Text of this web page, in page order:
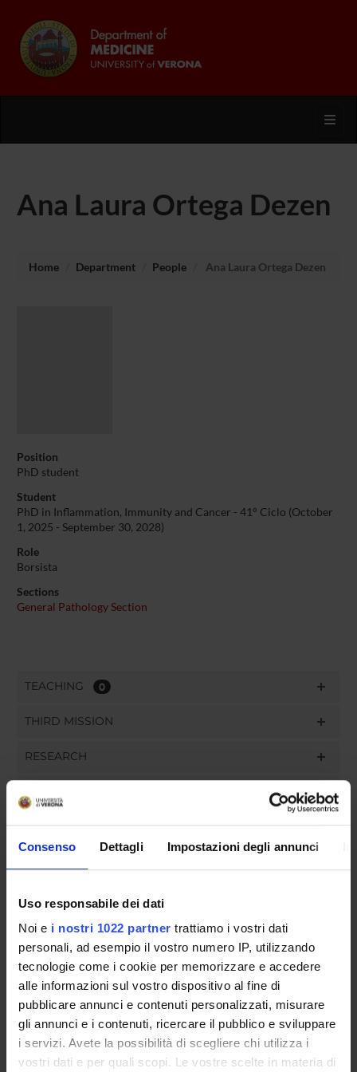
Consenso Dettagli Impostazioni degli annunci
Uso responsabile dei dati
Noi e i nostri 1022 partner trattiamo i vostri dati
personali, ad esempio il vostro numero IP, utilizzando
tecnologie come i cookie per memorizzare e accedere
alle informazioni sul vostro dispositivo al fine di
pubblicare annunci e contenuti personalizzati, misurare
gli annunci e i contenuti, ricercare il pubblico e sviluppare
i servizi. Avete la possibilità di scegliere chi utilizza i
vostri dati e per quali scopi. Le vostre scelte in materia di
Ana Laura Ortega Dezen
Home Department People Ana Laura Ortega Dezen
Position
PhD student
Student
PhD in Inflammation, Immunity and Cancer - 41° Ciclo (October
1, 2025 - September 30, 2028)
Role
Borsista
Sections
General Pathology Section
TEACHING 0
THIRD MISSION
RESEARCH
ASSIGNMENTS
ORGANISATION
GOVERNANCE
COMMITTEES
DEPARTMENT ADMINISTRATION OFFICES
STUDENT ADMINISTRATION OFFICES